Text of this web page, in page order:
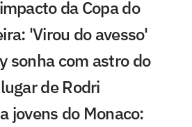
da Copa do
'Virou do avesso'
sonha com astro do
de Rodri
jovens do Monaco: